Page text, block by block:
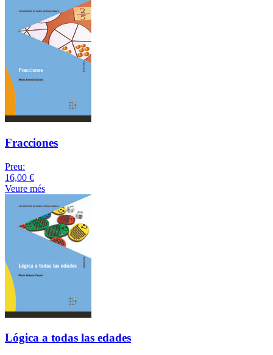
Fracciones
Preu:
16,00 €
Veure més
Lógica a todas las edades